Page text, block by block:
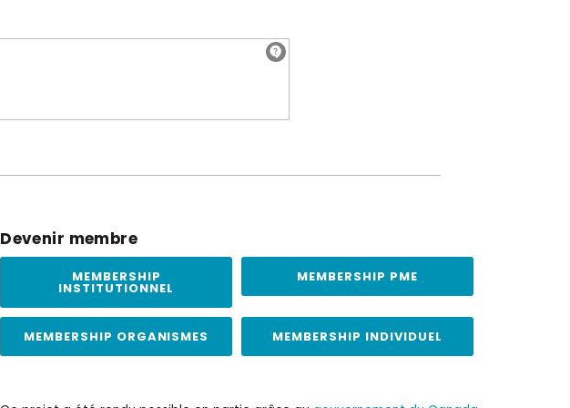
Devenir membre
MEMBERSHIP
INSTITUTIONNEL
MEMBERSHIP PME
MEMBERSHIP ORGANISMES MEMBERSHIP INDIVIDUEL